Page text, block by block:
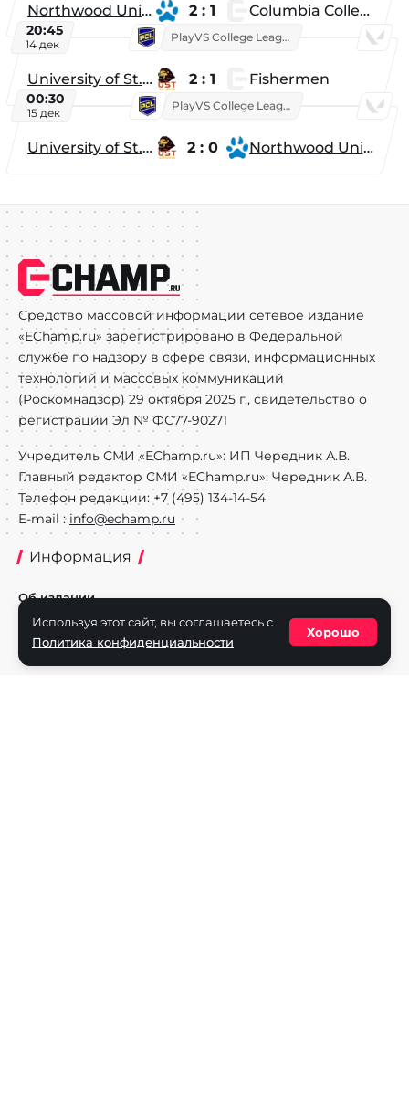
Northwood University 2 : 1 Columbia College
20:45
14 дек
PlayVS College League 2025: Fall
University of St. Thomas 2 : 1 Fishermen
00:30
15 дек
PlayVS College League 2025: Fall
University of St. Thomas 2 : 0 Northwood University
Средство массовой информации сетевое издание
«EChamp.ru» зарегистрировано в Федеральной
службе по надзору в сфере связи, информационных
технологий и массовых коммуникаций
(Роскомнадзор) 29 октября 2025 г., свидетельство о
регистрации Эл № ФС77-90271
Учредитель СМИ «EChamp.ru»: ИП Чередник А.В.
Главный редактор СМИ «EChamp.ru»: Чередник А.В.
Телефон редакции: +7 (495) 134-14-54
E-mail : info@echamp.ru
Информация
Об издании
Реклама на портале
Политика конфиденциальности
Используя этот сайт, вы соглашаетесь с
Политика конфиденциальности
Хорошо